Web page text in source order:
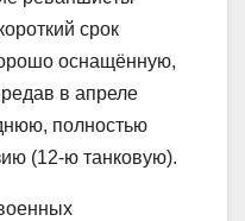
срок
оснащённую,
в апреле
полностью
(12-ю танковую).